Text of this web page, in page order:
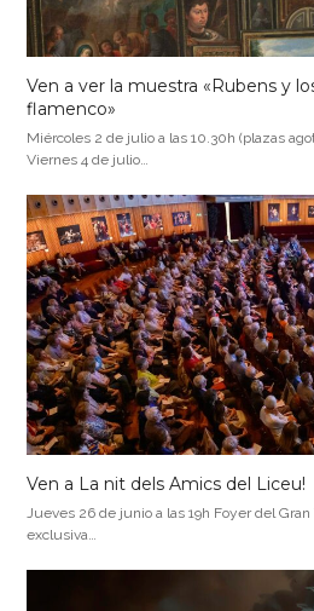
Ven a ver la muestra «Rubens y
flamenco»
Miércoles 2 de julio a las 10.30h (plazas
Viernes 4 de julio…
Ven a La nit dels Amics del Liceu!
Jueves 26 de junio a las 19h Foyer del
exclusiva…